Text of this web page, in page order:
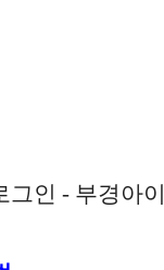
그인 - 부경아이